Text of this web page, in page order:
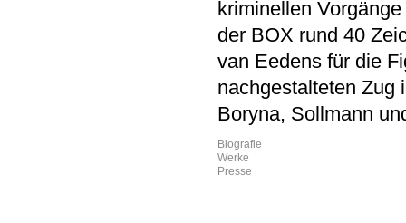
kriminellen
der BOX rund 40
van Eedens für die
nachgestalteten Zug
Boryna, Sollmann
Biografie
Werke
Presse